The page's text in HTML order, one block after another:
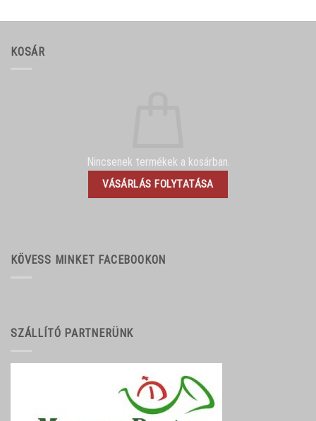
KOSÁR
Nincsenek termékek a kosárban.
VÁSÁRLÁS FOLYTATÁSA
KÖVESS MINKET FACEBOOKON
SZÁLLÍTÓ PARTNERÜNK